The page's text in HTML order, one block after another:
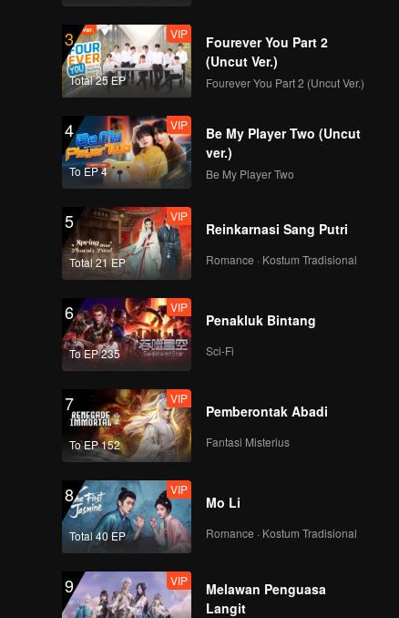
137
139 140
141 142
143
145 146
147 148
3
Total 25 EP
VIP
Fourever You Part 2
(Uncut Ver.)
Fourever You Part 2 (Uncut Ver.)
4
To EP 4
VIP
Be My Player Two (Uncut
ver.)
Be My Player Two
5
Total 21 EP
VIP
Reinkarnasi Sang Putri
Romance · Kostum Tradisional
6
To EP 235
VIP
Penakluk Bintang
Sci-Fi
7
To EP 152
VIP
Pemberontak Abadi
Fantasi Misterius
8
Total 40 EP
VIP
Mo Li
Romance · Kostum Tradisional
9 VIP
Melawan Penguasa
Langit